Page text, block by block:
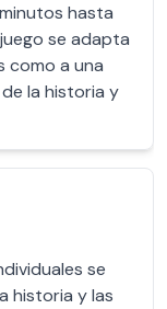
hasta
se adapta
como a una
la historia y
se
historia y las